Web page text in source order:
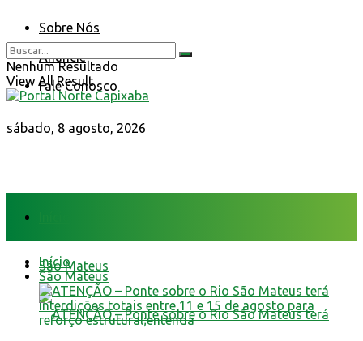
Sobre Nós
Anuncie
Fale Conosco
sábado, 8 agosto, 2026
Nenhum Resultado
View All Result
São Mateus
Início
São Mateus